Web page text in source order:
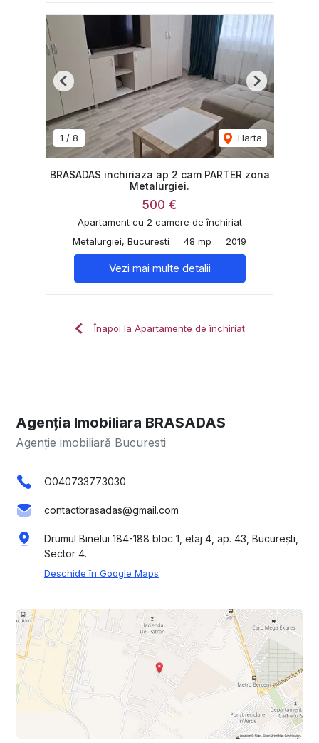
1 / 8 Harta
Previous Next
BRASADAS inchiriaza ap 2 cam PARTER zona
Metalurgiei.
500 €
Apartament cu 2 camere de închiriat
Metalurgiei, Bucuresti
48 mp 2019
Vezi mai multe detalii
Înapoi la Apartamente de închiriat
Agenția Imobiliara BRASADAS
Agenție imobiliară Bucuresti
O040733773030
contactbrasadas@gmail.com
Drumul Binelui 184-188 bloc 1, etaj 4, ap. 43, București,
Sector 4.
Deschide în Google Maps